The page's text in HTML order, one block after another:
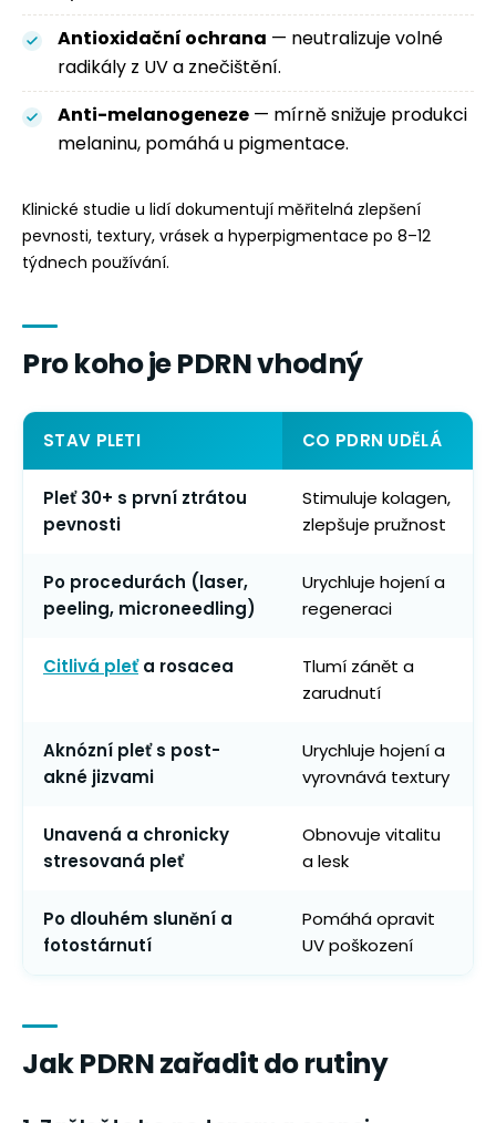
Antioxidační ochrana — neutralizuje volné
radikály z UV a znečištění.
Anti-melanogeneze — mírně snižuje produkci
melaninu, pomáhá u pigmentace.
Klinické studie u lidí dokumentují měřitelná zlepšení
pevnosti, textury, vrásek a hyperpigmentace po 8–12
týdnech používání.
Pro koho je PDRN vhodný
STAV PLETI CO PDRN UDĚLÁ
Pleť 30+ s první ztrátou
pevnosti
Stimuluje kolagen,
zlepšuje pružnost
Po procedurách (laser,
peeling, microneedling)
Urychluje hojení a
regeneraci
Citlivá pleťa rosacea
Tlumí zánět a
zarudnutí
Aknózní pleť s post-
akné jizvami
Urychluje hojení a
vyrovnává textury
Unavená a chronicky
stresovaná pleť
Obnovuje vitalitu
a lesk
Po dlouhém slunění a
fotostárnutí
Pomáhá opravit
UV poškození
Jak PDRN zařadit do rutiny